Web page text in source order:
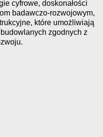
cyfrowe, doskonałości
badawczo-rozwojowym,
które umożliwiają
zgodnych z